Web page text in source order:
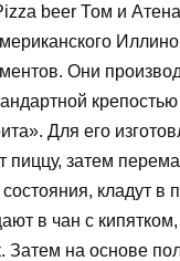
beer Том и
Они
Для его
пиццу, затем
кладут в
в чан с кипятком,
Затем на основе